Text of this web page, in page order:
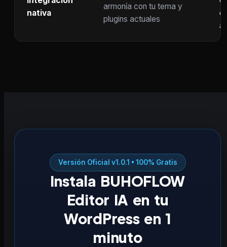
nativa
armonía con tu tema y
plugins actuales
Versión Oficial v1.0.1 • 100% Gratis
Instala BUHOFLOW
Editor IA en tu
WordPress en 1
minuto